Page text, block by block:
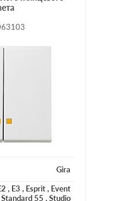
Gira
, E3 , Esprit, Event
Standard 55 ,Studio